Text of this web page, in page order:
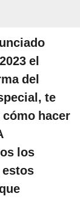
el
del
te
hacer
los
estos